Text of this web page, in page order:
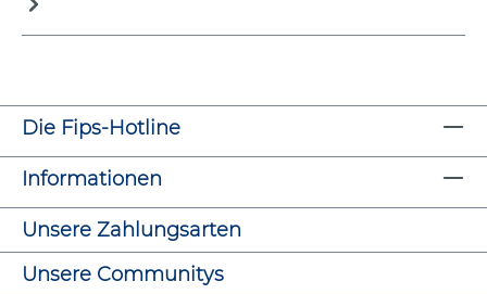
Die Fips-Hotline
Informationen
Unsere Zahlungsarten
Unsere Communitys